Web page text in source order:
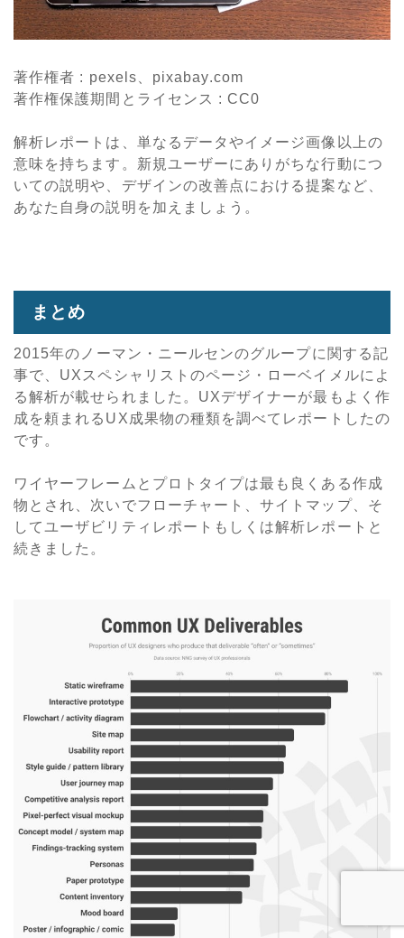
著作権者 : pexels、 pixabay.com
著作権保護期間とライセンス : CC0
解析レポートは、単なるデータやイメージ画像以上の
意味を持ちます。新規ユーザーにありがちな行動につ
いての説明や、デザインの改善点における提案など、
あなた自身の説明を加えましょう。
まとめ
2015年のノーマン・ニールセンのグループに関する記
事で、UXスペシャリストのページ・ローベイメルによ
る解析が載せられました。UXデザイナーが最もよく作
成を頼まれるUX成果物の種類を調べてレポートしたの
です。
ワイヤーフレームとプロトタイプは最も良くある作成
物とされ、次いでフローチャート、サイトマップ、そ
してユーザビリティレポートもしくは解析レポートと
続きました。